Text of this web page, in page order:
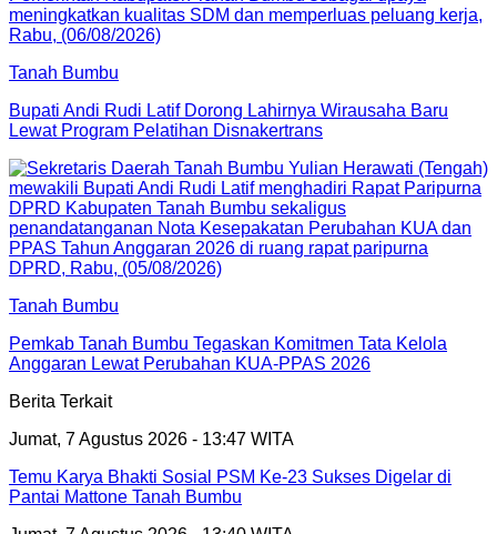
Tanah Bumbu
Bupati Andi Rudi Latif Dorong Lahirnya Wirausaha Baru
Lewat Program Pelatihan Disnakertrans
Tanah Bumbu
Pemkab Tanah Bumbu Tegaskan Komitmen Tata Kelola
Anggaran Lewat Perubahan KUA-PPAS 2026
Berita Terkait
Jumat, 7 Agustus 2026 - 13:47 WITA
Temu Karya Bhakti Sosial PSM Ke-23 Sukses Digelar di
Pantai Mattone Tanah Bumbu